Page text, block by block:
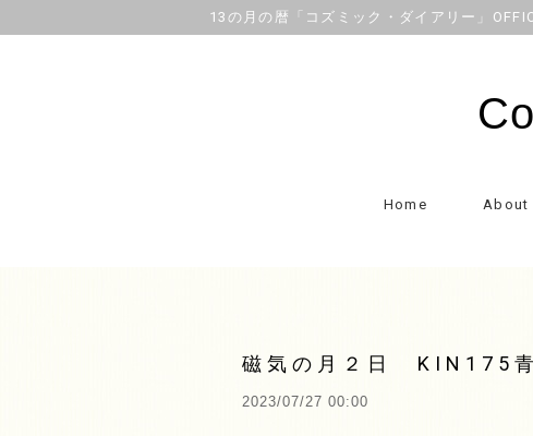
13の月の暦「コズミック・ダイアリー」
Home About
磁気の月２日 KIN175青
2023/07/27 00:00